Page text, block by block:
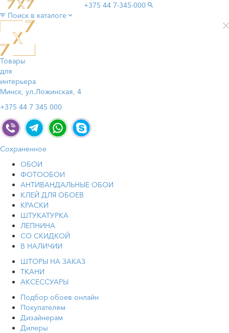
+375 44 7-345-000
Поиск в каталоге
Товары
для
интерьера
Минск, ул.Ложинская, 4
+375 44 7 345 000
Сохраненное
ОБОИ
ФОТООБОИ
АНТИВАНДАЛЬНЫЕ ОБОИ
КЛЕЙ ДЛЯ ОБОЕВ
КРАСКИ
ШТУКАТУРКА
ЛЕПНИНА
СО СКИДКОЙ
В НАЛИЧИИ
ШТОРЫ НА ЗАКАЗ
ТКАНИ
АКСЕССУАРЫ
Подбор обоев онлайн
Покупателям
Дизайнерам
Дилеры